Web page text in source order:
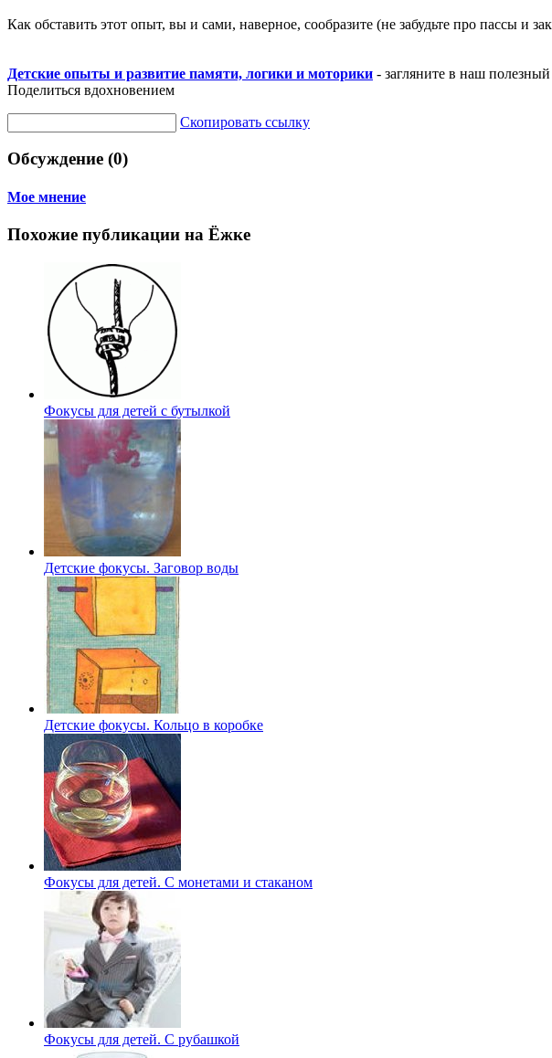
Как обставить этот опыт, вы и сами, наверное, сообразите (не забудьте про пассы и
Детские опыты и развитие памяти, логики и моторики - загляните в наш полезный
Поделиться вдохновением
Скопировать ссылку
Обсуждение (0)
Мое мнение
Похожие публикации на Ёжке
Фокусы для детей с бутылкой
Детские фокусы. Заговор воды
Детские фокусы. Кольцо в коробке
Фокусы для детей. С монетами и стаканом
Фокусы для детей. С рубашкой